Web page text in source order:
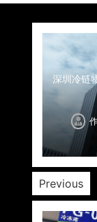
上海餐饮
杭州中央
北
深圳冷链
北京餐饮
武汉冻品
重庆冷链
Previous